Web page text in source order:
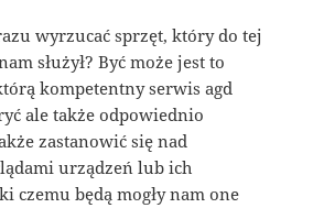
wyrzucać sprzęt, który do tej
służył? Być może jest to
kompetentny serwis agd
ale także odpowiednio
zastanowić się nad
urządzeń lub ich
czemu będą mogły nam one